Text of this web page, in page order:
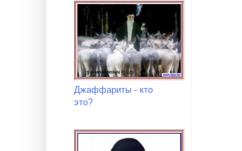
Джаффариты - кто
это?